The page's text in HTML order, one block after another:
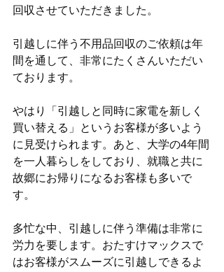
回収させていただきました。
引越しに伴う不用品回収のご依頼は年
間を通して、非常にたくさんいただい
ております。
やはり「引越しと同時に家電を新しく
買い替える」というお客様が多いよう
に見受けられます。あと、大学の4年間
を一人暮らしをしており、就職と共に
故郷にお帰りになるお客様も多いで
す。
多忙な中、引越しに伴う準備は非常に
労力を要します。おたすけマックスで
はお客様がスムーズに引越しできるよ